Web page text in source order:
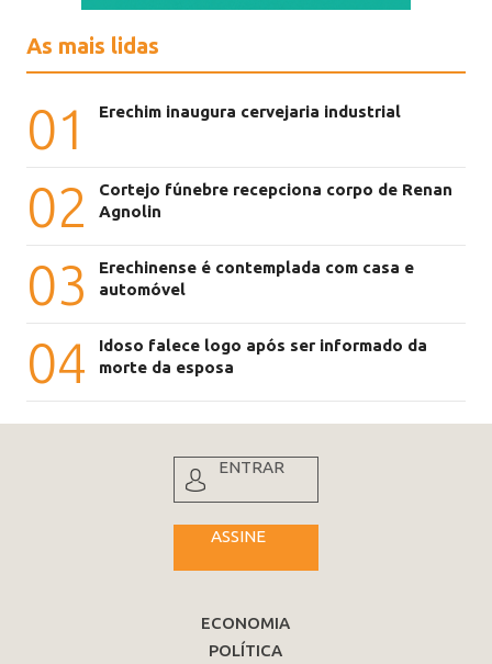
As mais lidas
01 Erechim inaugura cervejaria industrial
02
Cortejo fúnebre recepciona corpo de Renan
Agnolin
03
Erechinense é contemplada com casa e
automóvel
04
Idoso falece logo após ser informado da
morte da esposa
ENTRAR
ASSINE
ECONOMIA
POLÍTICA